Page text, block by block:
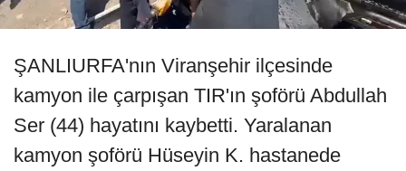
ŞANLIURFA'nın Viranşehir ilçesinde
kamyon ile çarpışan TIR'ın şoförü Abdullah
Ser (44) hayatını kaybetti. Yaralanan
kamyon şoförü Hüseyin K. hastanede